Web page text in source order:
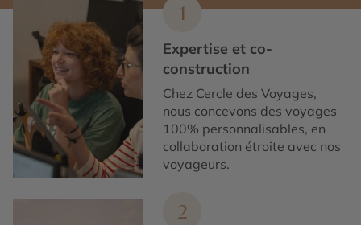
1
Expertise et co-
construction
Chez Cercle des Voyages,
nous concevons des voyages
100% personnalisables, en
collaboration étroite avec nos
voyageurs.
2